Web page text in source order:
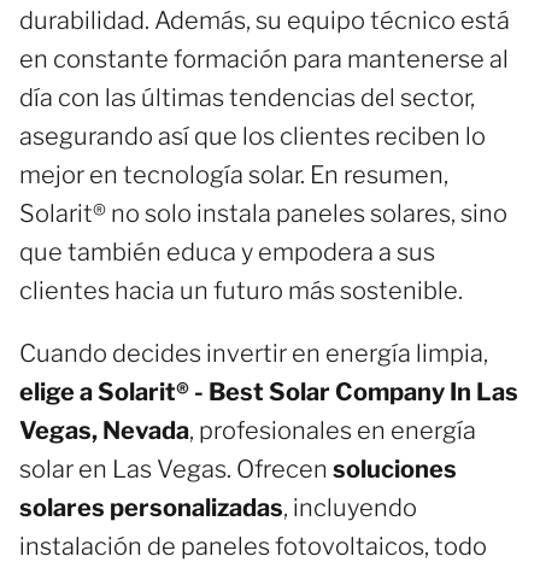
durabilidad. Además, su equipo técnico está
en constante formación para mantenerse al
día con las últimas tendencias del sector,
asegurando así que los clientes reciben lo
mejor en tecnología solar. En resumen,
Solarit® no solo instala paneles solares, sino
que también educa y empodera a sus
clientes hacia un futuro más sostenible.
Cuando decides invertir en energía limpia,
elige a Solarit® - Best Solar Company In Las
Vegas, Nevada, profesionales en energía
solar en Las Vegas. Ofrecen soluciones
solares personalizadas, incluyendo
instalación de paneles fotovoltaicos, todo